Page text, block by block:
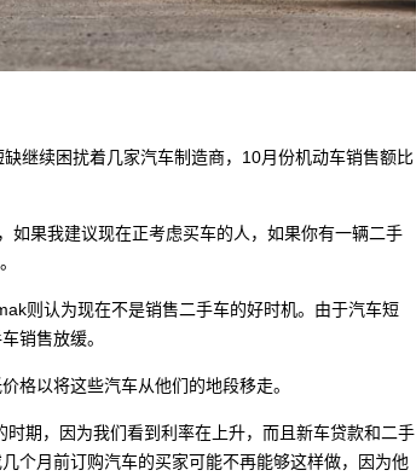
继续困扰着几家汽车制造商，10月份机动车销售额比
如果我建议现在正考虑买车的人，如果你有一辆二手
则认为现在不是销售二手车的好时机。由于汽车短
销售放缓。
格以将这些汽车从他们的地段移走。
期，因为我们看到利率在上升，而且新车贷款和二手
个月前订购汽车的买家可能不再能够这样做，因为他